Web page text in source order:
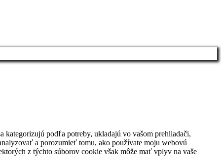
kategorizujú podľa potreby, ukladajú vo vašom prehliadači,
a porozumieť tomu, ako používate moju webovú
z týchto súborov cookie však môže mať vplyv na vaše